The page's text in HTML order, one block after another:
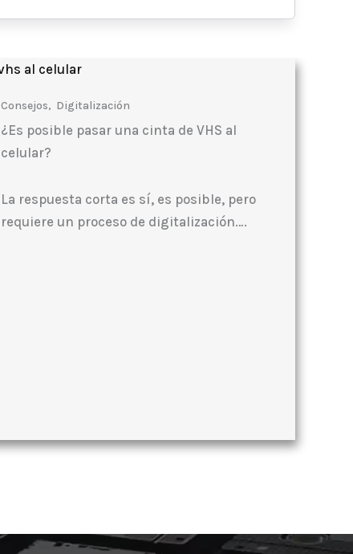
Consejos, Digitalización
¿Es posible pasar una cinta de VHS al
celular?
La respuesta corta es sí, es posible, pero
requiere un proceso de digitalización….